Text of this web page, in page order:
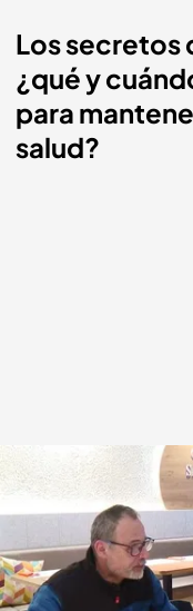
Los secretos
¿qué y
para
salud?
Así recomiendan los
Senda / Iván Sánchez
Redacción
04 ABR 2025 -